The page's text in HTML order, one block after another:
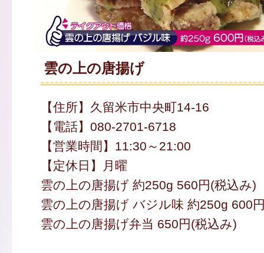
雲の上の唐揚げ
【住所】久留米市中央町14-16
【電話】080-2701-6718
【営業時間】11:30～21:00
【定休日】月曜
雲の上の唐揚げ 約250g 560円(税込み)
雲の上の唐揚げ バジル味 約250g 600
雲の上の唐揚げ弁当 650円(税込み)